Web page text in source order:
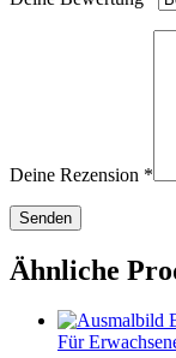
Deine Rezension *
Ähnliche
Für